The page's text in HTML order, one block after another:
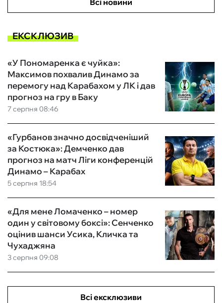
Всі новини
ЕКСКЛЮЗИВ
7 серпня 08:46
«У Пономаренка є чуйка»:
Максимов похвалив Динамо за
перемогу над Карабахом у ЛК і дав
прогноз на гру в Баку
5 серпня 18:54
«Гурбанов значно досвідченіший
за Костюка»: Демченко дав
прогноз на матч Ліги конференцій
Динамо – Карабах
3 серпня 09:08
«Для мене Ломаченко – номер
один у світовому боксі»: Сенченко
оцінив шанси Усика, Кличка та
Чухаджяна
Всі ексклюзиви